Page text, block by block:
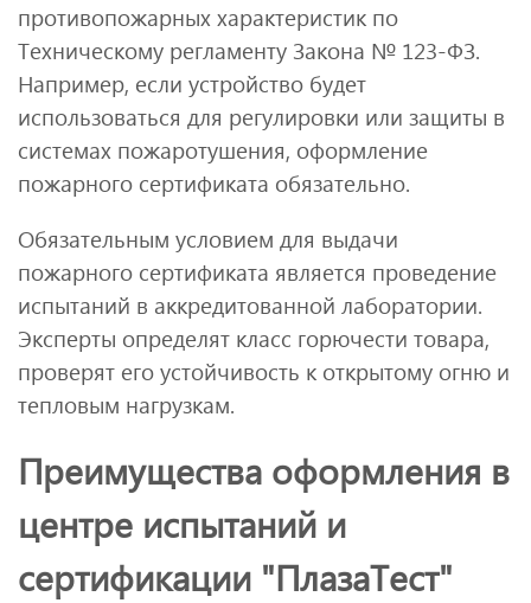
противопожарных характеристик по
Техническому регламенту Закона № 123-ФЗ.
Например, если устройство будет
использоваться для регулировки или защиты в
системах пожаротушения, оформление
пожарного сертификата обязательно.
Обязательным условием для выдачи
пожарного сертификата является проведение
испытаний в аккредитованной лаборатории.
Эксперты определят класс горючести товара,
проверят его устойчивость к открытому огню и
тепловым нагрузкам.
Преимущества оформления в
центре испытаний и
сертификации "ПлазаТест"